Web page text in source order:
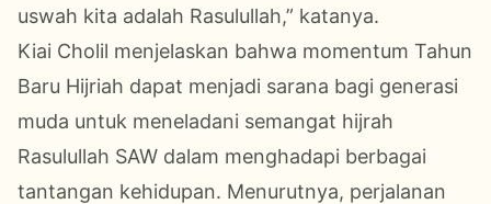
uswah kita adalah Rasulullah,” katanya.
Kiai Cholil menjelaskan bahwa momentum Tahun
Baru Hijriah dapat menjadi sarana bagi generasi
muda untuk meneladani semangat hijrah
Rasulullah SAW dalam menghadapi berbagai
tantangan kehidupan. Menurutnya, perjalanan